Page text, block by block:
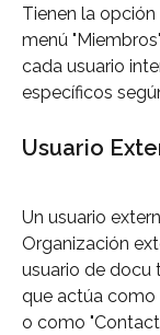
Tienen la
menú
cada usuario
específicos
Usuario
Un usuario
Organización
usuario de docu
que actúa como
o como